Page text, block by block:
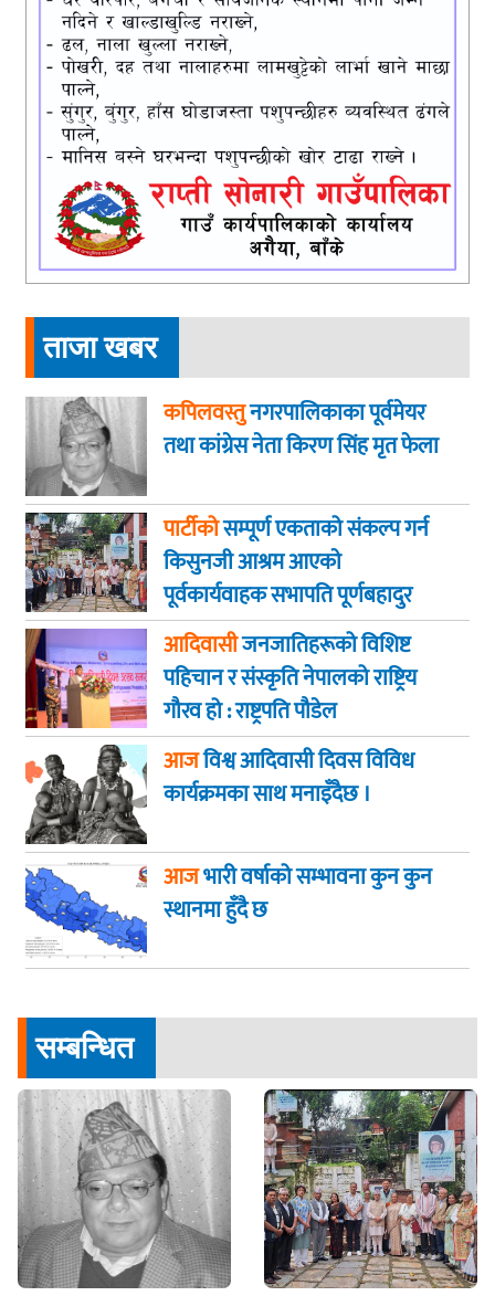
ताजा खबर
कपिलवस्तुनगरपालिकाका पूर्वमेयर
तथा कांग्रेस नेता किरण सिंह मृत फेला
पार्टीकोसम्पूर्ण एकताको संकल्प गर्न
किसुनजी आश्रम आएकाे
पूर्वकार्यवाहक सभापति पूर्णबहादुर
खड्का
आदिवासीजनजातिहरूको विशिष्ट
पहिचान र संस्कृति नेपालको राष्ट्रिय
गौरव हो : राष्ट्रपति पौडेल
आजविश्व आदिवासी दिवस विविध
कार्यक्रमका साथ मनाइँदैछ ।
आजभारी वर्षाको सम्भावना कुन कुन
स्थानमा हुँदै छ
सम्बन्धित